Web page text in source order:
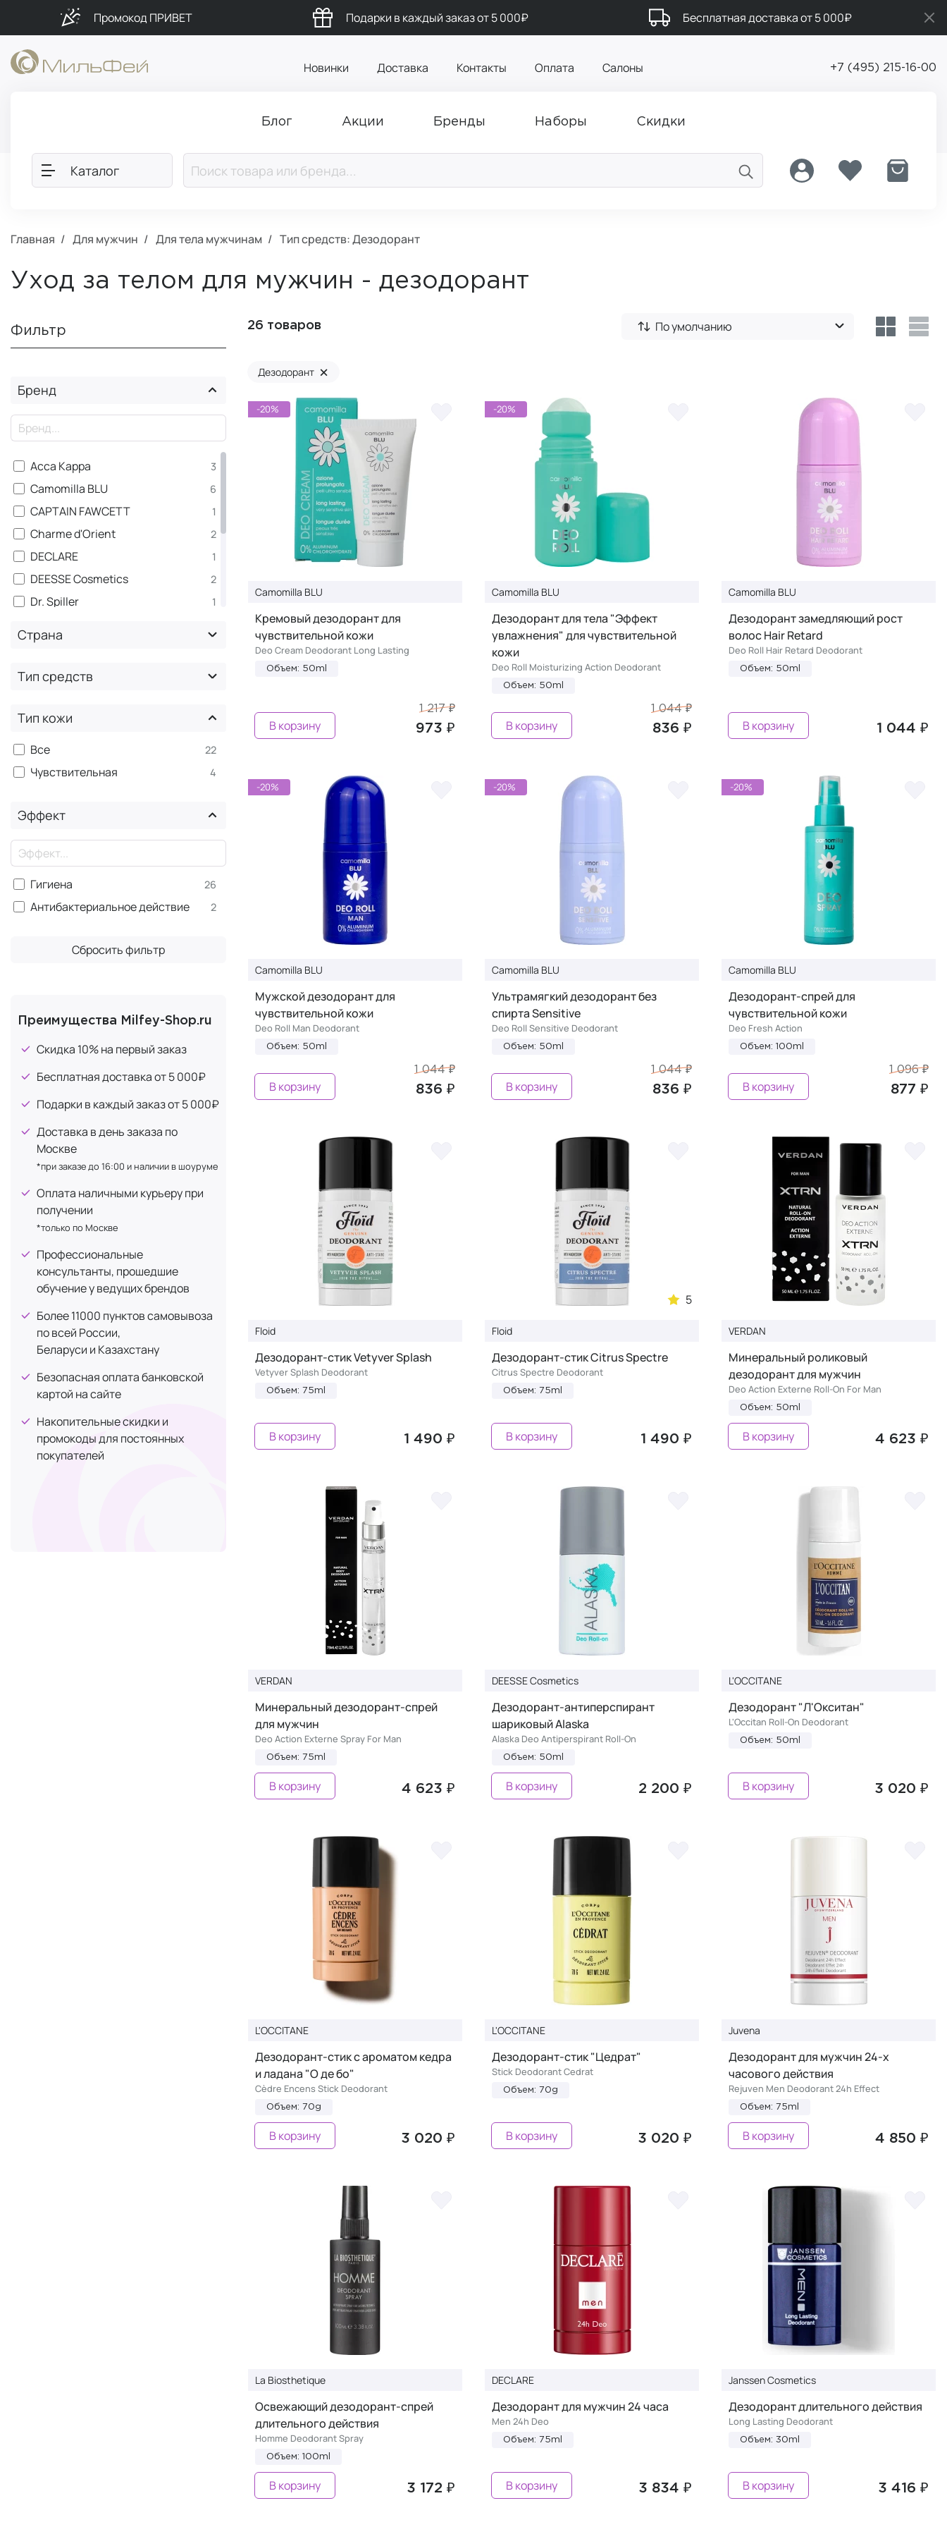
Промокод ПРИВЕТ Подарки в каждый заказ от 5 000₽ Бесплатная доставка от 5 000₽
Новинки Доставка Контакты Оплата Салоны +7 (495) 215-16-00
Блог Акции Бренды Наборы Скидки
Каталог
Главная Для мужчин Для тела мужчинам Тип средств: Дезодорант
Уход за телом для мужчин - дезодорант
Фильтр
Бренд
Acca Kappa 3
Camomilla BLU 6
CAPTAIN FAWCETT 1
Charme d'Orient 2
DECLARE 1
DEESSE Cosmetics 2
Dr. Spiller 1
Janssen Cosmetics
L'OCCITANE 3
Страна
Тип средств
Тип кожи
Все 22
Чувствительная 4
Эффект
Гигиена 26
Антибактериальное действие 2
Сбросить фильтр
Преимущества Milfey-Shop.ru
Скидка 10% на первый заказ
Бесплатная доставка от 5 000₽
Подарки в каждый заказ от 5 000₽
Доставка в день заказа по
Москве
*при заказе до 16:00 и наличии в шоуруме
Оплата наличными курьеру при
получении
*только по Москве
Профессиональные
консультанты, прошедшие
обучение у ведущих брендов
Более 11000 пунктов самовывоза
по всей России,
Беларуси и Казахстану
Безопасная оплата банковской
картой на сайте
Накопительные скидки и
промокоды для постоянных
покупателей
26 товаров По умолчанию
Дезодорант ×
-20%
Camomilla BLU
Кремовый дезодорант для
чувствительной кожи
Deo Cream Deodorant Long Lasting
Объем: 50ml
1 217 ₽
973 ₽
В корзину
-20%
Camomilla BLU
Дезодорант для тела "Эффект
увлажнения" для чувствительной
кожи
Deo Roll Moisturizing Action Deodorant
Объем: 50ml
1 044 ₽
836 ₽
В корзину
Camomilla BLU
Дезодорант замедляющий рост
волос Hair Retard
Deo Roll Hair Retard Deodorant
Объем: 50ml
1 044 ₽
В корзину
-20%
Camomilla BLU
Мужской дезодорант для
чувствительной кожи
Deo Roll Man Deodorant
Объем: 50ml
1 044 ₽
836 ₽
В корзину
-20%
Camomilla BLU
Ультрамягкий дезодорант без
спирта Sensitive
Deo Roll Sensitive Deodorant
Объем: 50ml
1 044 ₽
836 ₽
В корзину
-20%
Camomilla BLU
Дезодорант-спрей для
чувствительной кожи
Deo Fresh Action
Объем: 100ml
1 096 ₽
877 ₽
В корзину
Floid
Дезодорант-стик Vetyver Splash
Vetyver Splash Deodorant
Объем: 75ml
1 490 ₽
В корзину
5
Floid
Дезодорант-стик Citrus Spectre
Citrus Spectre Deodorant
Объем: 75ml
1 490 ₽
В корзину
VERDAN
Минеральный роликовый
дезодорант для мужчин
Deo Action Externe Roll-On For Man
Объем: 50ml
4 623 ₽
В корзину
VERDAN
Минеральный дезодорант-спрей
для мужчин
Deo Action Externe Spray For Man
Объем: 75ml
4 623 ₽
В корзину
DEESSE Cosmetics
Дезодорант-антиперспирант
шариковый Аlaska
Alaska Deo Antiperspirant Roll-On
Объем: 50ml
2 200 ₽
В корзину
L'OCCITANE
Дезодорант "Л'Окситан"
L'Occitan Roll-On Deodorant
Объем: 50ml
3 020 ₽
В корзину
L'OCCITANE
Дезодорант-стик с ароматом кедра
и ладана "О де бо"
Cèdre Encens Stick Deodorant
Объем: 70g
3 020 ₽
В корзину
L'OCCITANE
Дезодорант-стик "Цедрат"
Stick Deodorant Cedrat
Объем: 70g
3 020 ₽
В корзину
Juvena
Дезодорант для мужчин 24-х
часового действия
Rejuven Men Deodorant 24h Effect
Объем: 75ml
4 850 ₽
В корзину
La Biosthetique
Освежающий дезодорант-спрей
длительного действия
Homme Deodorant Spray
Объем: 100ml
3 172 ₽
В корзину
DECLARE
Дезодорант для мужчин 24 часа
Men 24h Deo
Объем: 75ml
3 834 ₽
В корзину
Janssen Cosmetics
Дезодорант длительного действия
Long Lasting Deodorant
Объем: 30ml
3 416 ₽
В корзину